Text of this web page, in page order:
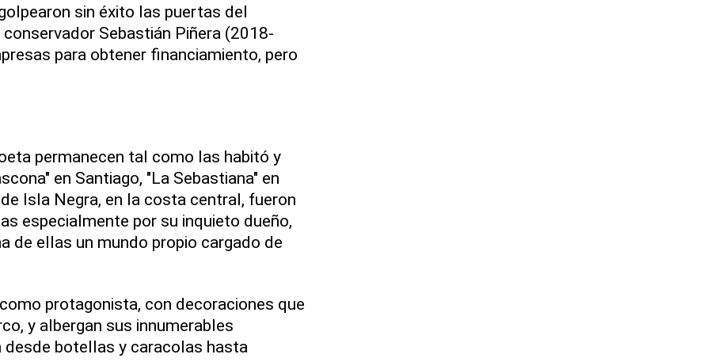
sin éxito las puertas del
Sebastián Piñera (2018-
para obtener financiamiento, pero
permanecen tal como las habitó y
en Santiago, "La Sebastiana" en
Isla Negra, en la costa central, fueron
especialmente por su inquieto dueño,
de ellas un mundo propio cargado de
protagonista, con decoraciones que
y albergan sus innumerables
desde botellas y caracolas hasta